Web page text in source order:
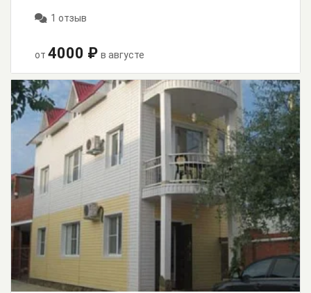
1 отзыв
от 4000 ₽ в августе